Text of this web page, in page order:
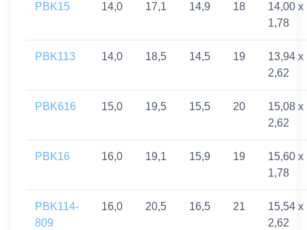
PBK15 14,0 17,1 14,9 18
14,00 x
1,78
PBK113 14,0 18,5 14,5 19
13,94 x
2,62
PBK616 15,0 19,5 15,5 20
15,08 x
2,62
PBK16 16,0 19,1 15,9 19
15,60 x
1,78
PBK114-
809
16,0 20,5 16,5 21
15,54 x
2,62